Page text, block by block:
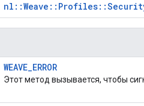
WEAVE_ERROR
Этот метод вызывается, чтобы